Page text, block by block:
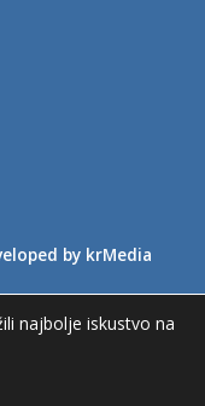
by krMedia
najbolje iskustvo na